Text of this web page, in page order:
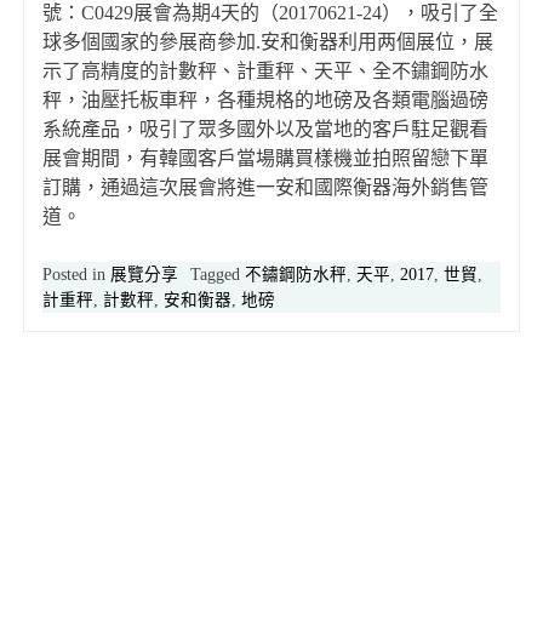
號：C0429展會為期4天的（20170621-24），吸引了全
球多個國家的參展商參加.安和衡器利用两個展位，展
示了高精度的計數秤、計重秤、天平、全不鏽鋼防水
秤，油壓托板車秤，各種規格的地磅及各類電腦過磅
系統產品，吸引了眾多國外以及當地的客戶駐足觀看
展會期間，有韓國客戶當場購買樣機並拍照留戀下單
訂購，通過這次展會將進一安和國際衡器海外銷售管
道。
Posted in 展覽分享 Tagged 不鏽鋼防水秤 天平 2017 世貿
計重秤 計數秤 安和衡器 地磅